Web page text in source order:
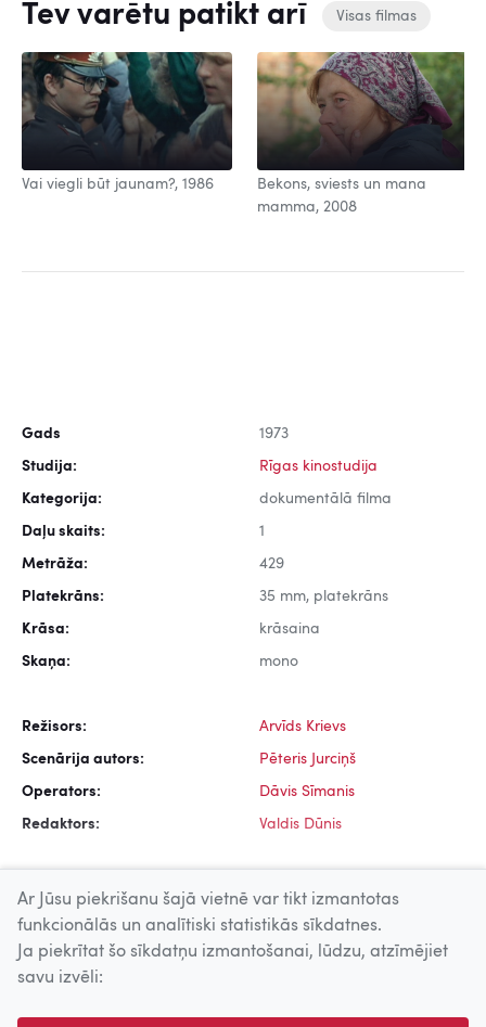
Tev varētu patikt arī Visas filmas
Vai viegli būt jaunam?, 1986
Bekons, sviests un mana
mamma, 2008
Gads 1973
Studija: Rīgas kinostudija
Kategorija: dokumentālā filma
Daļu skaits: 1
Metrāža: 429
Platekrāns: 35 mm, platekrāns
Krāsa: krāsaina
Skaņa: mono
Režisors: Arvīds Krievs
Scenārija autors: Pēteris Jurciņš
Operators: Dāvis Sīmanis
Redaktors: Valdis Dūnis
Uz augšu
© 2026 Nacionālais Kino centrs, Kultūras informācijas sistēmu
Ar Jūsu piekrišanu šajā vietnē var tikt izmantotas
funkcionālās un analītiski statistikās sīkdatnes.
Ja piekrītat šo sīkdatņu izmantošanai, lūdzu, atzīmējiet
savu izvēli: